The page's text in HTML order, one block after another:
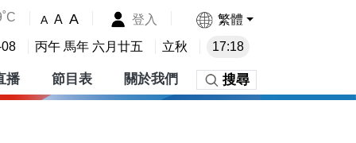
A A A 登入 繁體
丙午 馬年 六月廿五 立秋 17:18
播 節目表 關於我們 搜尋